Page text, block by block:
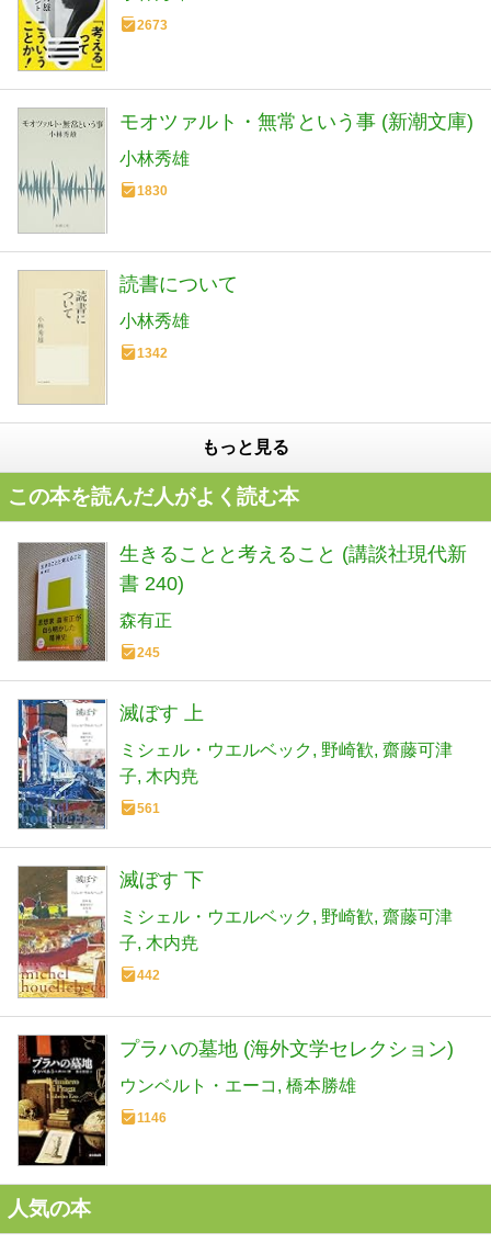
2673
モオツァルト・無常という事 (新潮文庫)
小林秀雄
1830
読書について
小林秀雄
1342
もっと見る
この本を読んだ人がよく読む本
生きることと考えること (講談社現代新
書 240)
森有正
245
滅ぼす 上
ミシェル・ウエルベック 野崎歓 齋藤可津
子 木内尭
561
滅ぼす 下
ミシェル・ウエルベック 野崎歓 齋藤可津
子 木内尭
442
プラハの墓地 (海外文学セレクション)
ウンベルト・エーコ 橋本勝雄
1146
人気の本